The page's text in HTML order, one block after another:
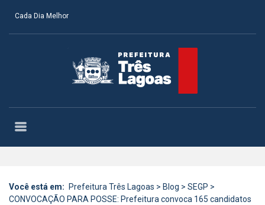
Cada Dia Melhor
Você está em: Prefeitura Três Lagoas > Blog > SEGP >
CONVOCAÇÃO PARA POSSE: Prefeitura convoca 165 candidatos